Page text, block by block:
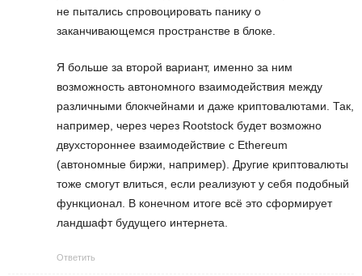
не пытались спровоцировать панику о
заканчивающемся пространстве в блоке.
Я больше за второй вариант, именно за ним
возможность автономного взаимодействия между
различными блокчейнами и даже криптовалютами. Так,
например, через через Rootstock будет возможно
двухстороннее взаимодействие с Ethereum
(автономные биржи, например). Другие криптовалюты
тоже смогут влиться, если реализуют у себя подобный
функционал. В конечном итоге всё это сформирует
ландшафт будущего интернета.
Ответить